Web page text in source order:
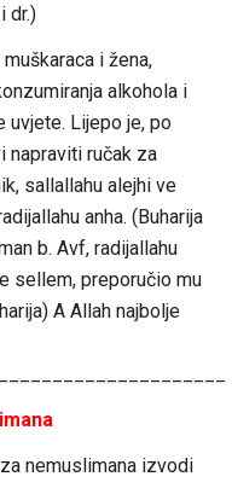
dr.)
i žena,
alkohola i
uvjete. Lijepo je, po
napraviti ručak za
sallallahu alejhi ve
anha. (Buharija
b. Avf, radijallahu
sellem, preporučio mu
A Allah najbolje
nemuslimana izvodi